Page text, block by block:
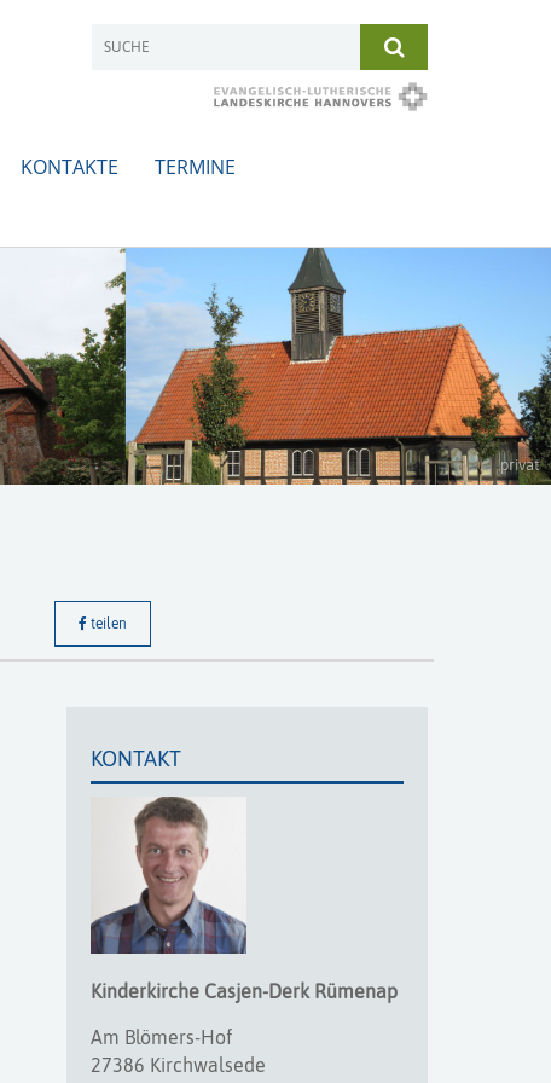
KONTAKTE
TERMINE
privat
teilen
KONTAKT
Kinderkirche Casjen-Derk Rümenap
Am Blömers-Hof
27386 Kirchwalsede